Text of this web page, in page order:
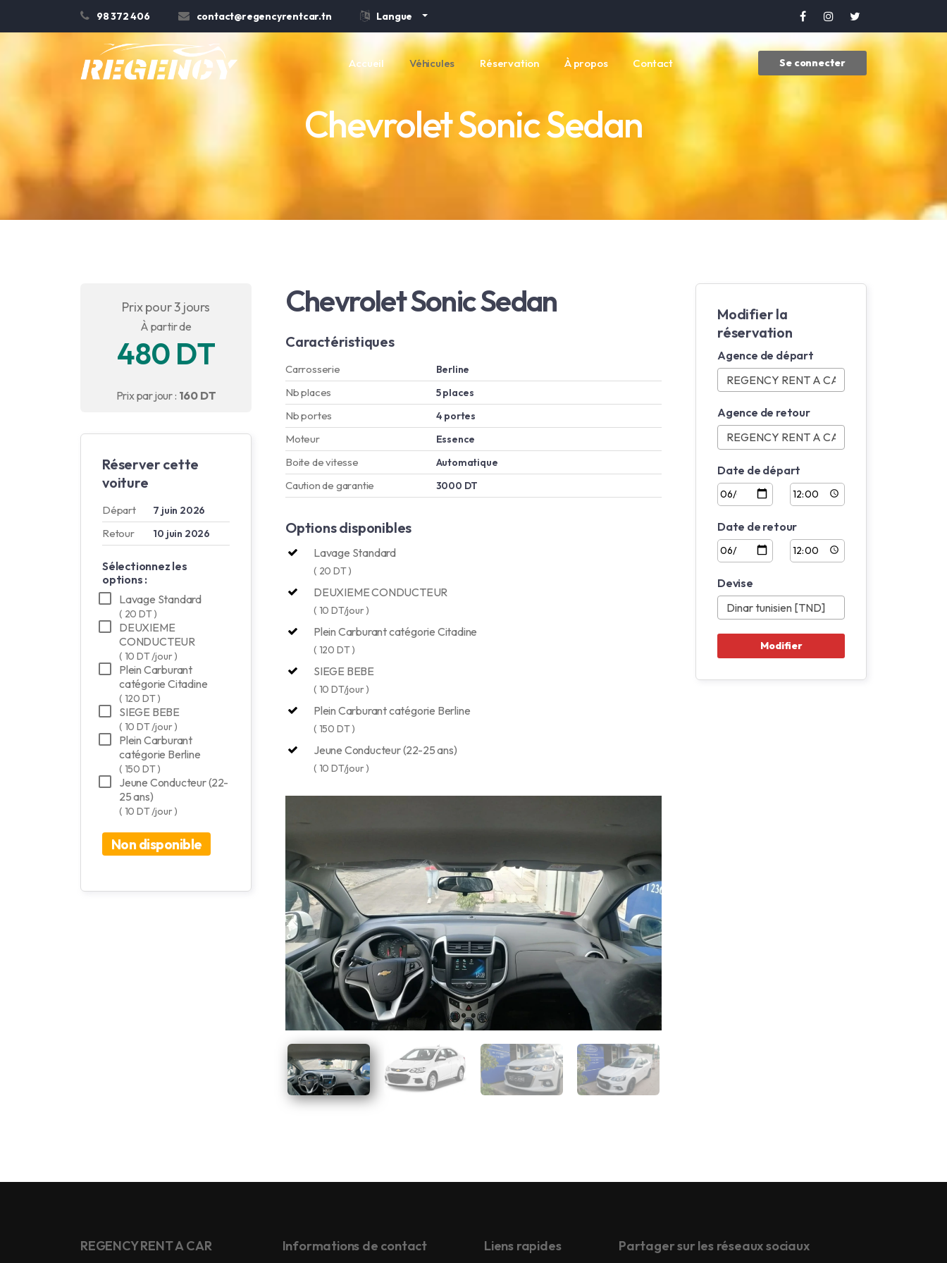
98 372 406 contact@regencyrentcar.tn Langue
Accueil Véhicules Réservation À propos Contact Se connecter
Chevrolet Sonic Sedan
Prix pour 3 jours
À partir de
480 DT
Prix par jour : 160 DT
Réserver cette
voiture
Départ 7 juin 2026
Retour 10 juin 2026
Sélectionnez les
options :
Lavage Standard
( 20 DT )
DEUXIEME
CONDUCTEUR
( 10 DT /jour )
Plein Carburant
catégorie Citadine
( 120 DT )
SIEGE BEBE
( 10 DT /jour )
Plein Carburant
catégorie Berline
( 150 DT )
Jeune Conducteur (22-
25 ans)
( 10 DT /jour )
Non disponible
Chevrolet Sonic Sedan
Caractéristiques
Carrosserie Berline
Nb places 5 places
Nb portes 4 portes
Moteur Essence
Boite de vitesse Automatique
Caution de garantie 3000 DT
Options disponibles
Lavage Standard
( 20 DT )
DEUXIEME CONDUCTEUR
( 10 DT/jour )
Plein Carburant catégorie Citadine
( 120 DT )
SIEGE BEBE
( 10 DT/jour )
Plein Carburant catégorie Berline
( 150 DT )
Jeune Conducteur (22-25 ans)
( 10 DT/jour )
Modifier la
réservation
Agence de départ
Agence de retour
Date de départ
Date de retour
Devise
REGENCY RENT A CAR Informations de contact Liens rapides Partager sur les réseaux sociaux